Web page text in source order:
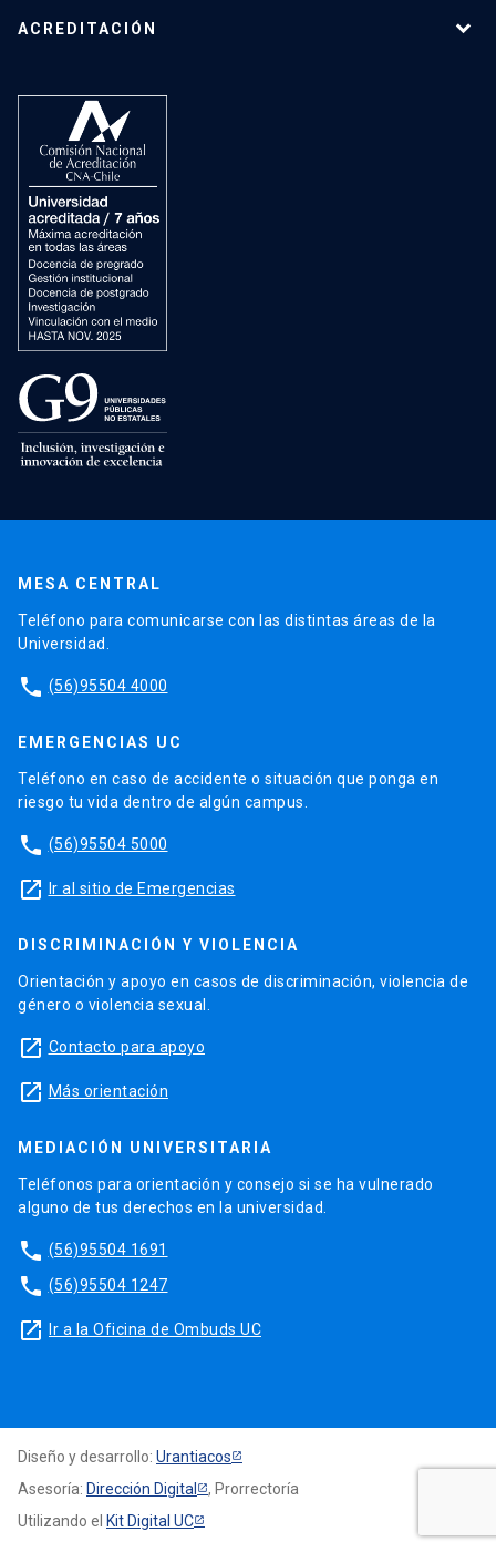
ACREDITACIÓN
MESA CENTRAL
Teléfono para comunicarse con las distintas áreas de la
Universidad.
phone (56)95504 4000
EMERGENCIAS UC
Teléfono en caso de accidente o situación que ponga en
riesgo tu vida dentro de algún campus.
phone (56)95504 5000
launch Ir al sitio de Emergencias
DISCRIMINACIÓN Y VIOLENCIA
Orientación y apoyo en casos de discriminación, violencia de
género o violencia sexual.
launch Contacto para apoyo
launch Más orientación
MEDIACIÓN UNIVERSITARIA
Teléfonos para orientación y consejo si se ha vulnerado
alguno de tus derechos en la universidad.
phone (56)95504 1691
phone (56)95504 1247
launch Ir a la Oficina de Ombuds UC
Diseño y desarrollo: Urantiacos
Asesoría: Dirección Digital
, Prorrectoría
Utilizando el Kit Digital UC